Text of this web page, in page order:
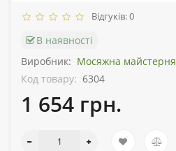
Відгуків: 0
В наявності
Виробник: Мосяжна майстерня
Код товару: 6304
1 654 грн.